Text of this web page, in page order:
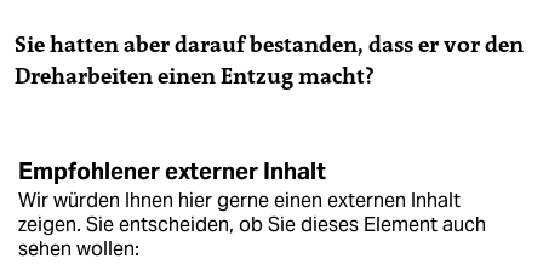
Sie hatten aber darauf bestanden, dass er vor den
Dreharbeiten einen Entzug macht?
Empfohlener externer Inhalt
Wir würden Ihnen hier gerne einen externen Inhalt
zeigen. Sie entscheiden, ob Sie dieses Element auch
sehen wollen: